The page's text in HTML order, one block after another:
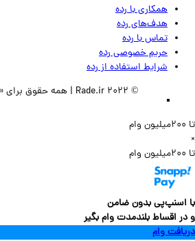
همکاری با رده
هدف‌های رده
تماس‌ با‌ رده
حریم خصوصی رده
شرایط استفاده از رده
بدون ضامن
بلندمدت وام بگیر
وام